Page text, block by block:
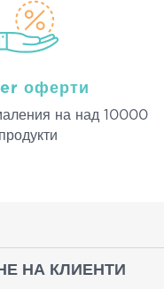
оферти
на над 10000
продукти
НА КЛИЕНТИ